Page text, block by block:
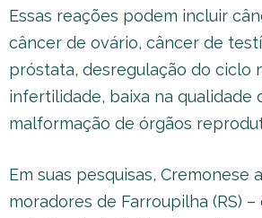
Essas reações podem incluir
câncer de ovário, câncer de
próstata, desregulação do ciclo
infertilidade, baixa na qualidade
malformação de órgãos
Em suas pesquisas, Cremonese
moradores de Farroupilha (RS)